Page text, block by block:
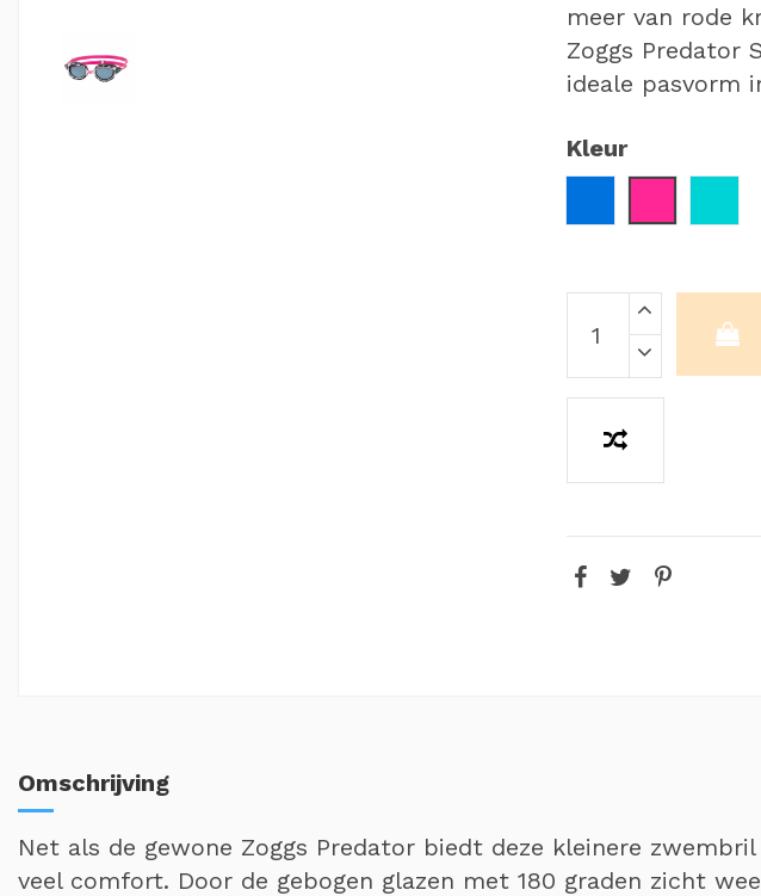
meer van rode
Zoggs Predator
ideale pasvorm
Kleur
Omschrijving
Net als de gewone Zoggs Predator biedt deze kleinere zwembril
veel comfort. Door de gebogen glazen met 180 graden zicht